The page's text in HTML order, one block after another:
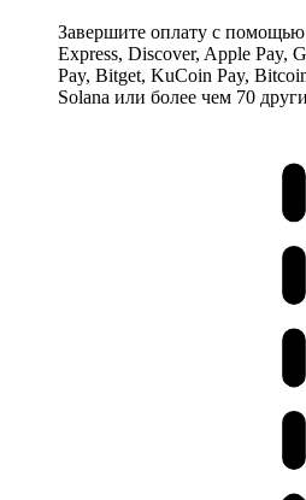
Завершите оплату с
Express, Discover, Apple Pay,
Pay, Bitget, KuCoin Pay,
Solana или более чем 70